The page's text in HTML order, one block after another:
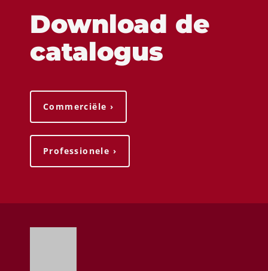
Download de
catalogus
Commerciële ›
Professionele ›